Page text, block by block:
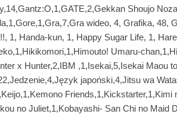
Shoujo
wideo, 4, Grafika, 48,
1, Handa-kun, 1, Happy Sugar Life, 1,
Umaru-
x Hunter,2,IBM ,1,Isekai,5,Isekai Maou
japoński,4,Jitsu wa
Friends,1,Kickstarter,1,Kimi
no Juliet,1,Kobayashi- San Chi no Maid